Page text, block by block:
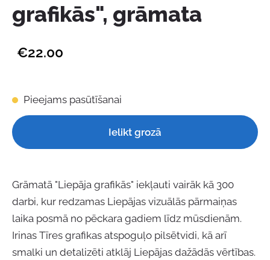
grafikās", grāmata
€22.00
Pieejams pasūtīšanai
Ielikt grozā
Grāmatā "Liepāja grafikās" iekļauti vairāk kā 300
darbi, kur redzamas Liepājas vizuālās pārmaiņas
laika posmā no pēckara gadiem līdz mūsdienām.
Irinas Tīres grafikas atspoguļo pilsētvidi, kā arī
smalki un detalizēti atklāj Liepājas dažādās vērtības.